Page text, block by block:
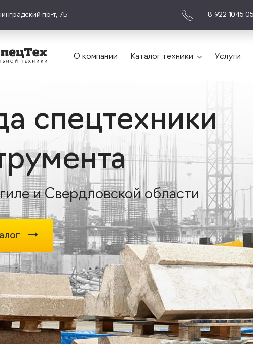
пр-т, 7Б 8 922 1045
О компании Каталог техники Услуги
спецтехники
и Свердловской области